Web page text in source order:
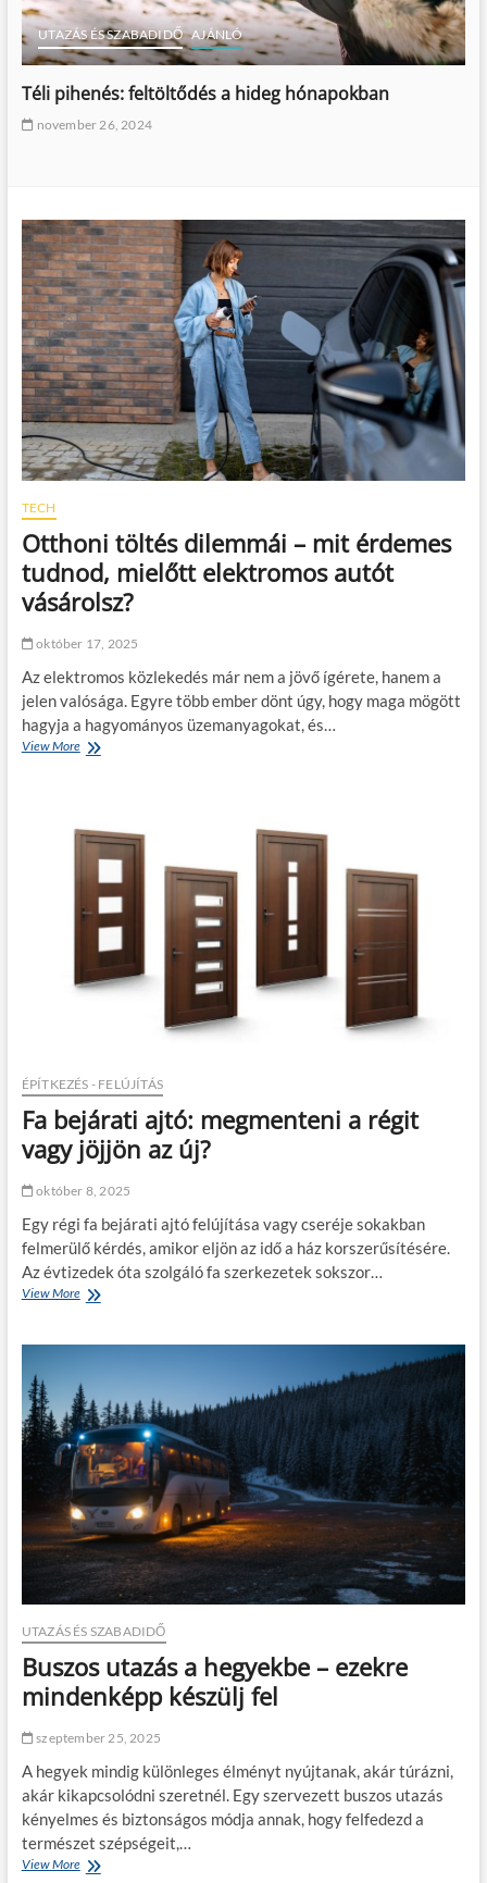
UTAZÁS ÉS SZABADIDŐ AJÁNLÓ
Téli pihenés: feltöltődés a hideg hónapokban
november 26, 2024
TECH
Otthoni töltés dilemmái – mit érdemes
tudnod, mielőtt elektromos autót
vásárolsz?
október 17, 2025
Az elektromos közlekedés már nem a jövő ígérete, hanem a
jelen valósága. Egyre több ember dönt úgy, hogy maga mögött
hagyja a hagyományos üzemanyagokat, és…
View MoreO
n
l
s
m
m
á
i
–
i
é
r
d
e
u
d
n
o
d
,
m
i
e
ő
t
t
e
l
k
r
o
m
o
s
a
u
ÉPÍTKEZÉS - FELÚJÍTÁS
Fa bejárati ajtó: megmenteni a régit
vagy jöjjön az új?
október 8, 2025
Egy régi fa bejárati ajtó felújítása vagy cseréje sokakban
felmerülő kérdés, amikor eljön az idő a ház korszerűsítésére.
Az évtizedek óta szolgáló fa szerkezetek sokszor…
View MoreF
á
r
a
t
i
a
j
t
ó
:
m
e
g
m
e
t
n
i
a
r
é
g
i
UTAZÁS ÉS SZABADIDŐ
Buszos utazás a hegyekbe – ezekre
mindenképp készülj fel
szeptember 25, 2025
A hegyek mindig különleges élményt nyújtanak, akár túrázni,
akár kikapcsolódni szeretnél. Egy szervezett buszos utazás
kényelmes és biztonságos módja annak, hogy felfedezd a
természet szépségeit,…
View MoreB